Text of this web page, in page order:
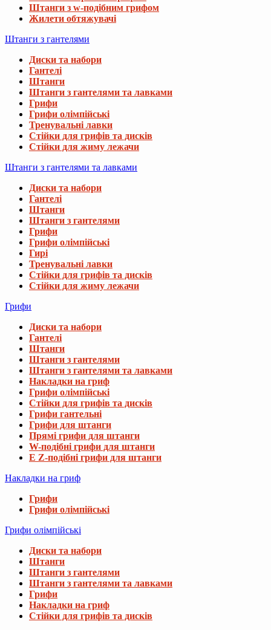
Штанги з w-подібним грифом
Жилети обтяжувачі
Штанги з гантелями
Диски та набори
Гантелі
Штанги
Штанги з гантелями та лавками
Грифи
Грифи олімпійські
Тренувальні лавки
Стійки для грифів та дисків
Стійки для жиму лежачи
Штанги з гантелями та лавками
Диски та набори
Гантелі
Штанги
Штанги з гантелями
Грифи
Грифи олімпійські
Гирі
Тренувальні лавки
Стійки для грифів та дисків
Стійки для жиму лежачи
Грифи
Диски та набори
Гантелі
Штанги
Штанги з гантелями
Штанги з гантелями та лавками
Накладки на гриф
Грифи олімпійські
Стійки для грифів та дисків
Грифи гантельні
Грифи для штанги
Прямі грифи для штанги
W-подібні грифи для штанги
E Z-подібні грифи для штанги
Накладки на гриф
Грифи
Грифи олімпійські
Грифи олімпійські
Диски та набори
Штанги
Штанги з гантелями
Штанги з гантелями та лавками
Грифи
Накладки на гриф
Стійки для грифів та дисків